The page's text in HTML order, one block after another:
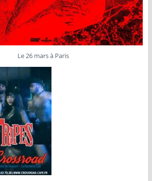
Le 26 mars à Paris